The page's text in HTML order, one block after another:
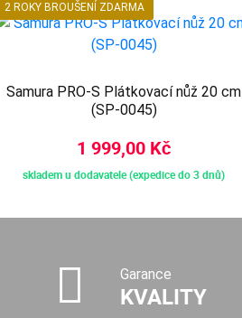
2 ROKY BROUŠENÍ ZDARMA
Samura PRO-S Plátkovací nůž 20 cm
(SP-0045)
1 999,00 Kč
skladem u dodavatele (expedice do 3 dnů)
Garance
KVALITY